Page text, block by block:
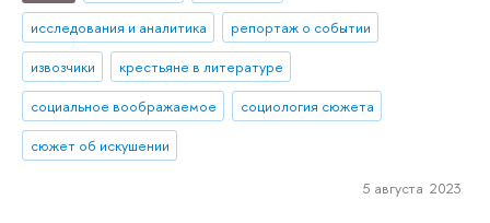
исследования и аналитика
репортаж о событии
извозчики
крестьяне в литературе
социальное воображаемое
социология сюжета
сюжет об искушении
5 августа 2023